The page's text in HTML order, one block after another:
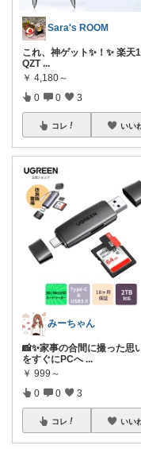
Sara's ROOM
これ、神ゲット✨！✨ 楽天
QZT...
￥ 4,180～
0 0 3
コレ いい
みーちゃん
📸✨家事の合間に撮った思
をすぐにPCへ ...
￥ 999～
0 0 3
コレ いい